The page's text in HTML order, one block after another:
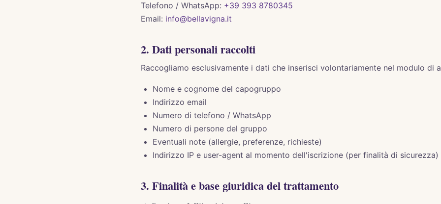
Telefono / WhatsApp: +39 393 8780345
Email: info@bellavigna.it
2. Dati personali raccolti
Raccogliamo esclusivamente i dati che inserisci volontariamente nel modulo di
Nome e cognome del capogruppo
Indirizzo email
Numero di telefono / WhatsApp
Numero di persone del gruppo
Eventuali note (allergie, preferenze, richieste)
Indirizzo IP e user-agent al momento dell'iscrizione (per finalità di sicurezza)
3. Finalità e base giuridica del trattamento